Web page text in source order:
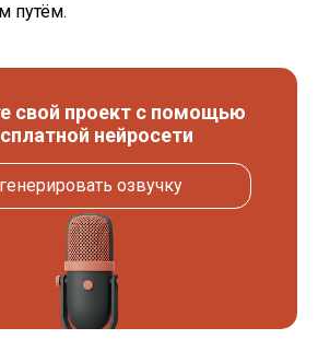
путём.
свой проект с помощью
нейросети
озвучку